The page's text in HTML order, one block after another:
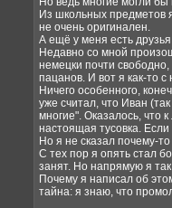
Из школьных предметов
не очень оригинален.
А ещё у меня есть
Недавно со мной
немецки почти
пацанов. И вот я как-то
Ничего особенного,
уже считал, что Иван
многие". Оказалось, что
настоящая тусовка.
Но я не сказал почему-
С тех пор я опять стал
занят. Но напрямую я
Почему я написал об
тайна: я знаю, что